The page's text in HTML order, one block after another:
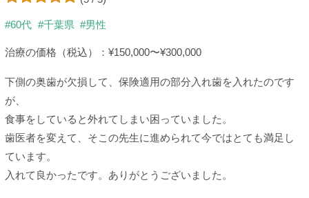
#60代 #千葉県 #男性
治療の価格（税込）：¥150,000〜¥300,000
下側の奥歯が欠損して、保険適用の部分入れ歯を入れたのです
が、
食事をしていると外れてしまい困っていました。
歯医者を変えて、そこの先生に進められて今ではとても満足し
ています。
入れて良かったです。ありがとうございました。